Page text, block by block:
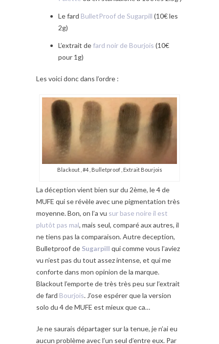
Le fard BulletProof de Sugarpill (10€ les
2g)
L’extrait de fard noir de Bourjois (10€
pour 1g)
Les voici donc dans l’ordre :
Blackout , #4 , Bulletproof , Extrait Bourjois
La déception vient bien sur du 2ème, le 4 de
MUFE qui se révèle avec une pigmentation très
moyenne. Bon, on l’a vu sur base noire il est
plutôt pas mal, mais seul, comparé aux autres, il
ne tiens pas la comparaison. Autre deception,
Bulletproof de Sugarpill qui comme vous l’aviez
vu n’est pas du tout assez intense, et qui me
conforte dans mon opinion de la marque.
Blackout l’emporte de très très peu sur l’extrait
de fard Bourjois. J’ose espérer que la version
solo du 4 de MUFE est mieux que ca…
Je ne saurais départager sur la tenue, je n’ai eu
aucun problème avec l’un seul d’entre eux. Par